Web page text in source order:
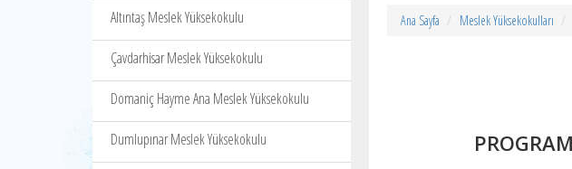
Altıntaş Meslek Yüksekokulu
Çavdarhisar Meslek Yüksekokulu
Domaniç Hayme Ana Meslek Yüksekokulu
Dumlupınar Meslek Yüksekokulu
Ana Sayfa Meslek Yüksekokulları